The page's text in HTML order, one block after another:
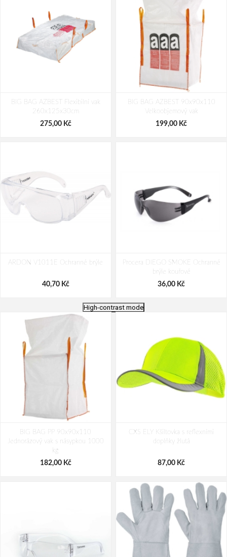
BIG BAG AZBEST Flexibilní vak
260x125x30cm
275,00 Kč
BIG BAG AZBEST 90x90x110
Velkoobjemový vak
199,00 Kč
ARDON V1011E Ochranné brýle
40,70 Kč
Procera DIEGO SMOKE Ochranné
brýle kouřové
36,00 Kč
KŘÍŽ, žlutý
192,00 Kč
odpad 20ks/role
43,00 Kč
High-contrast mode
BIG BAG PP 90x90x110
Jednorázový vak s násypkou 1000
kg
182,00 Kč
CXS ELY Kšiltovka s reflexními
doplňky žlutá
87,00 Kč